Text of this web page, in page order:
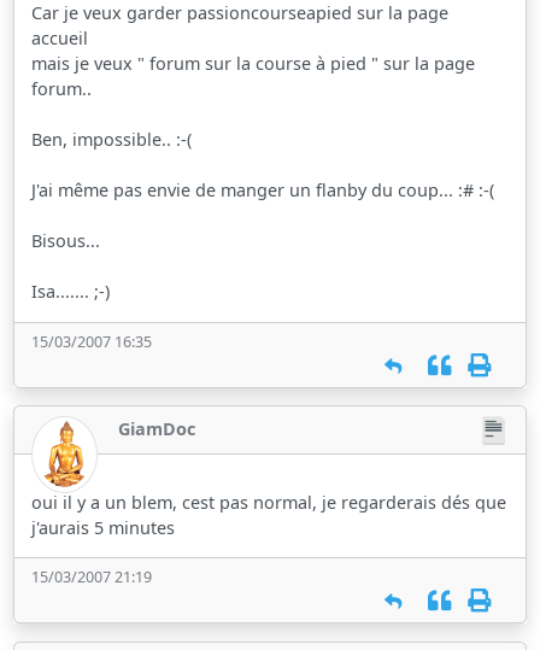
Car je veux garder passioncourseapied sur la page
accueil
mais je veux " forum sur la course à pied " sur la page
forum..
Ben, impossible.. :-(
J'ai même pas envie de manger un flanby du coup... :# :-(
Bisous...
Isa....... ;-)
15/03/2007 16:35
GiamDoc
oui il y a un blem, cest pas normal, je regarderais dés que
j'aurais 5 minutes
15/03/2007 21:19